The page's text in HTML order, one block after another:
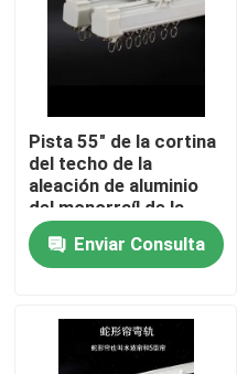
Hogar
Productos
Vídeos
Sobre nosotros
Pista 55" de la cortina
del techo de la
aleación de aluminio
del monorraíl de la
anchura 20m m
Enviar Consulta